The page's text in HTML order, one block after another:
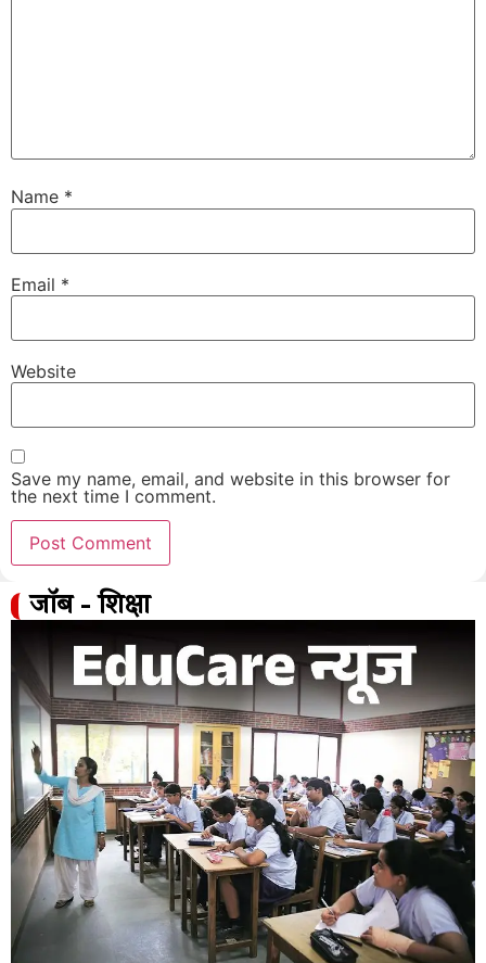
Name *
Email *
Website
Save my name, email, and website in this browser for
the next time I comment.
जॉब - शिक्षा